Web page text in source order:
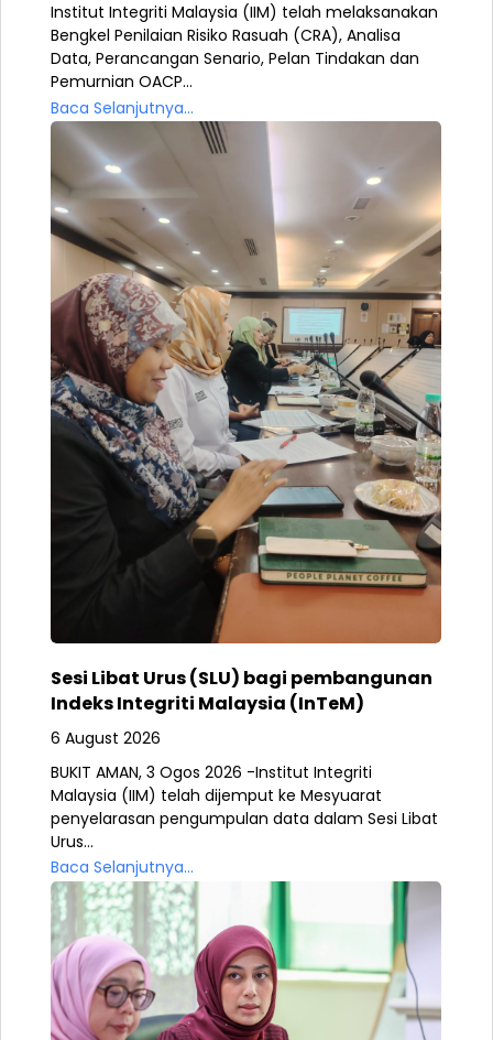
Institut Integriti Malaysia (IIM) telah melaksanakan
Bengkel Penilaian Risiko Rasuah (CRA), Analisa
Data, Perancangan Senario, Pelan Tindakan dan
Pemurnian OACP...
Baca Selanjutnya...
Sesi Libat Urus (SLU) bagi pembangunan
Indeks Integriti Malaysia (InTeM)
6 August 2026
BUKIT AMAN, 3 Ogos 2026 -Institut Integriti
Malaysia (IIM) telah dijemput ke Mesyuarat
penyelarasan pengumpulan data dalam Sesi Libat
Urus...
Baca Selanjutnya...